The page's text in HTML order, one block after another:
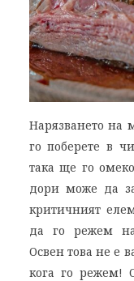
Нарязването на
го поберете в
така ще го
дори може да
критичният
да го режем
Освен това не е
кога го режем!